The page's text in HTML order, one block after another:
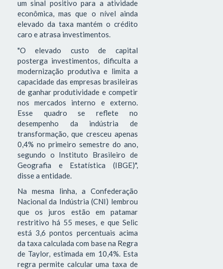
um sinal positivo para a atividade
econômica, mas que o nível ainda
elevado da taxa mantém o crédito
caro e atrasa investimentos.
"O elevado custo de capital
posterga investimentos, dificulta a
modernização produtiva e limita a
capacidade das empresas brasileiras
de ganhar produtividade e competir
nos mercados interno e externo.
Esse quadro se reflete no
desempenho da indústria de
transformação, que cresceu apenas
0,4% no primeiro semestre do ano,
segundo o Instituto Brasileiro de
Geografia e Estatística (IBGE)",
disse a entidade.
Na mesma linha, a Confederação
Nacional da Indústria (CNI) lembrou
que os juros estão em patamar
restritivo há 55 meses, e que Selic
está 3,6 pontos percentuais acima
da taxa calculada com base na Regra
de Taylor, estimada em 10,4%. Esta
regra permite calcular uma taxa de